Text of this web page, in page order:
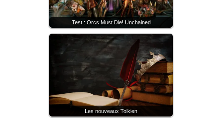
Test : Orcs Must Die! Unchained
Les nouveaux Tolkien